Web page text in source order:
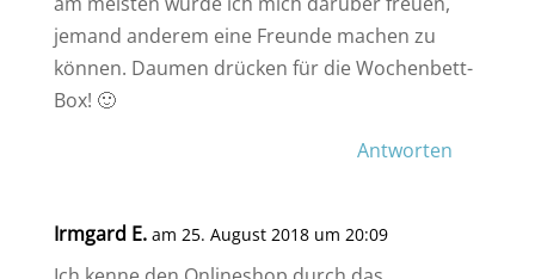
jemand anderem eine Freunde machen zu
können. Daumen drücken für die Wochenbett-
Box! 🙂
Antworten
Irmgard E. am 25. August 2018 um 20:09